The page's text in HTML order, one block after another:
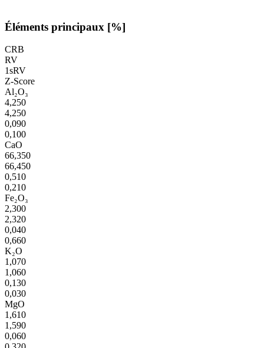
Éléments principaux [%]
CRB
RV
1sRV
Z-Score
Al₂O₃
4,250
4,250
0,090
0,100
CaO
66,350
66,450
0,510
0,210
Fe₂O₃
2,300
2,320
0,040
0,660
K₂O
1,070
1,060
0,130
0,030
MgO
1,610
1,590
0,060